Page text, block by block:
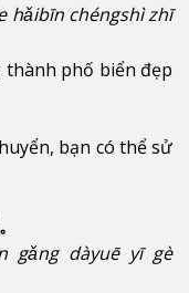
hǎibīn chéngshì zhī
phố biển đẹp
bạn có thể sử
gǎng dàyuē yī gè